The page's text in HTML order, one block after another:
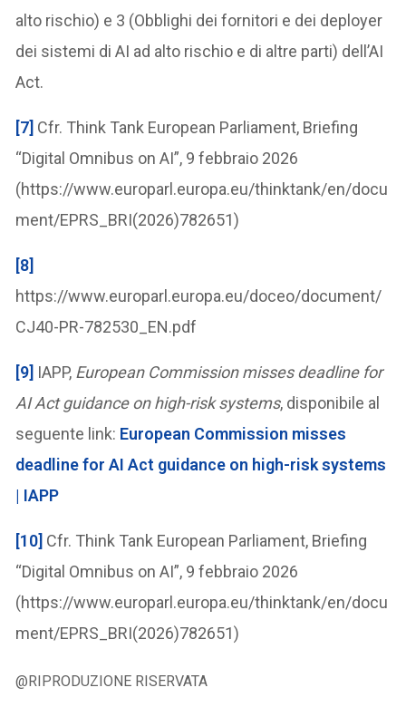
alto rischio) e 3 (Obblighi dei fornitori e dei deployer
dei sistemi di AI ad alto rischio e di altre parti) dell’AI
Act.
[7] Cfr. Think Tank European Parliament, Briefing
“Digital Omnibus on AI”, 9 febbraio 2026
(https://www.europarl.europa.eu/thinktank/en/docu
ment/EPRS_BRI(2026)782651)
[8]
https://www.europarl.europa.eu/doceo/document/
CJ40-PR-782530_EN.pdf
[9] IAPP, European Commission misses deadline for
AI Act guidance on high-risk systems, disponibile al
seguente link: European Commission misses
deadline for AI Act guidance on high-risk systems
| IAPP
[10] Cfr. Think Tank European Parliament, Briefing
“Digital Omnibus on AI”, 9 febbraio 2026
(https://www.europarl.europa.eu/thinktank/en/docu
ment/EPRS_BRI(2026)782651)
@RIPRODUZIONE RISERVATA